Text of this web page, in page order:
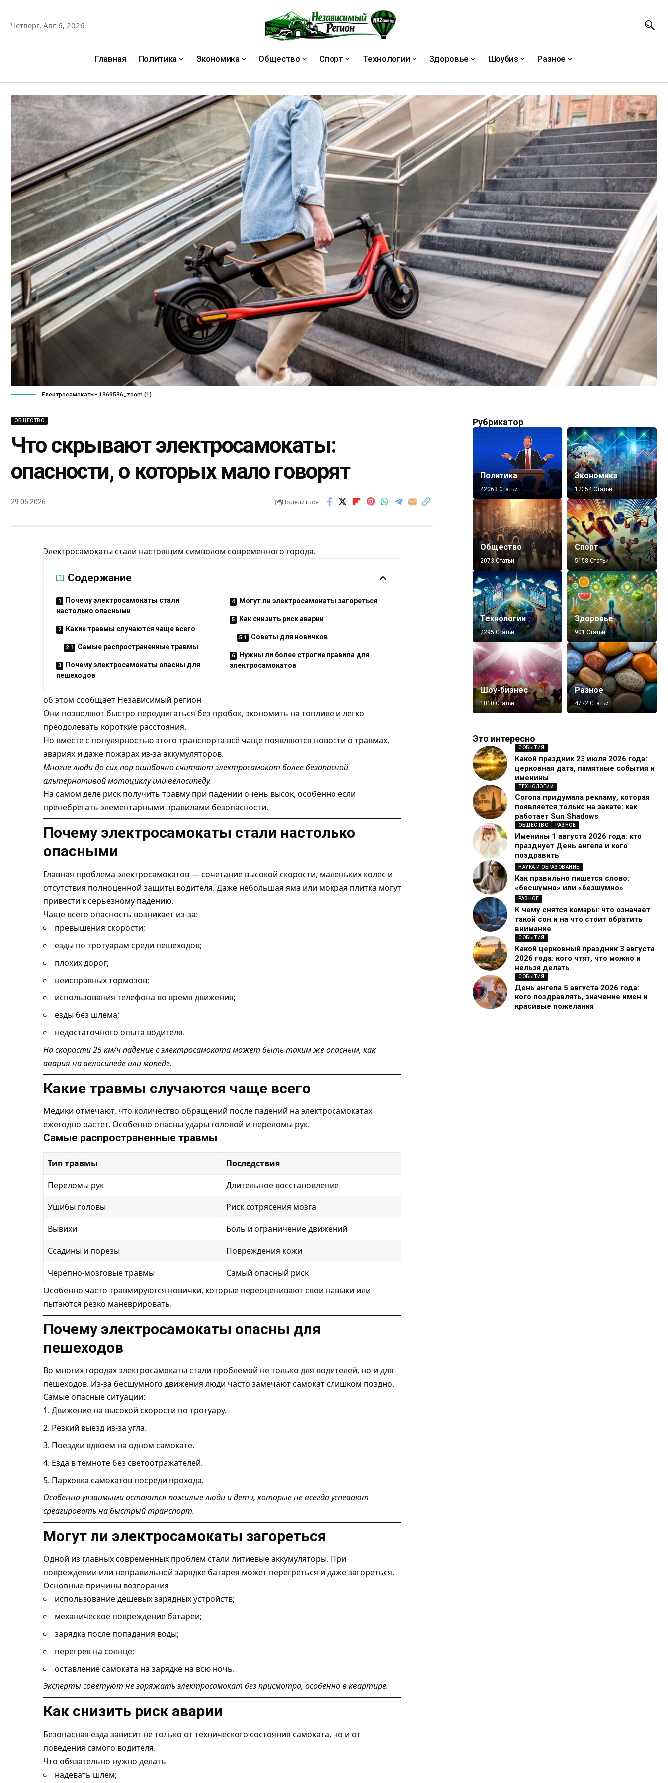
Четверг, Авг 6, 2026
Главная Политика Экономика Общество Спорт Технологии Здоровье Шоубиз Разное
Електросамокаты- 1369536_zoom (1)
ОБЩЕСТВО
Что скрывают электросамокаты:
опасности, о которых мало говорят
29.05.2026 Поделиться
Электросамокаты стали настоящим символом современного города.
Содержание
Почему электросамокаты стали
настолько опасными
Какие травмы случаются чаще всего
Самые распространенные травмы
Почему электросамокаты опасны для
пешеходов
Могут ли электросамокаты загореться
Как снизить риск аварии
Советы для новичков
Нужны ли более строгие правила для
электросамокатов
об этом сообщает Независимый регион
Они позволяют быстро передвигаться без пробок, экономить на топливе и легко
преодолевать короткие расстояния.
Но вместе с популярностью этого транспорта всё чаще появляются новости о травмах,
авариях и даже пожарах из-за аккумуляторов.
Многие люди до сих пор ошибочно считают электросамокат более безопасной
альтернативой мотоциклу или велосипеду.
На самом деле риск получить травму при падении очень высок, особенно если
пренебрегать элементарными правилами безопасности.
Почему электросамокаты стали настолько
опасными
Главная проблема электросамокатов — сочетание высокой скорости, маленьких колес и
отсутствия полноценной защиты водителя. Даже небольшая яма или мокрая плитка могут
привести к серьезному падению.
Чаще всего опасность возникает из-за:
превышения скорости;
езды по тротуарам среди пешеходов;
плохих дорог;
неисправных тормозов;
использования телефона во время движения;
езды без шлема;
недостаточного опыта водителя.
На скорости 25 км/ч падение с электросамоката может быть таким же опасным, как
авария на велосипеде или мопеде.
Какие травмы случаются чаще всего
Медики отмечают, что количество обращений после падений на электросамокатах
ежегодно растет. Особенно опасны удары головой и переломы рук.
Самые распространенные травмы
Тип травмы
Последствия
Переломы рук
Длительное восстановление
Ушибы головы
Риск сотрясения мозга
Вывихи
Боль и ограничение движений
Ссадины и порезы
Повреждения кожи
Черепно-мозговые травмы
Самый опасный риск
Особенно часто травмируются новички, которые переоценивают свои навыки или
пытаются резко маневрировать.
Почему электросамокаты опасны для
пешеходов
Во многих городах электросамокаты стали проблемой не только для водителей, но и для
пешеходов. Из-за бесшумного движения люди часто замечают самокат слишком поздно.
Самые опасные ситуации:
Движение на высокой скорости по тротуару.
Резкий выезд из-за угла.
Поездки вдвоем на одном самокате.
Езда в темноте без светоотражателей.
Парковка самокатов посреди прохода.
Особенно уязвимыми остаются пожилые люди и дети, которые не всегда успевают
среагировать на быстрый транспорт.
Могут ли электросамокаты загореться
Одной из главных современных проблем стали литиевые аккумуляторы. При
повреждении или неправильной зарядке батарея может перегреться и даже загореться.
Основные причины возгорания
использование дешевых зарядных устройств;
механическое повреждение батареи;
зарядка после попадания воды;
перегрев на солнце;
оставление самоката на зарядке на всю ночь.
Эксперты советуют не заряжать электросамокат без присмотра, особенно в квартире.
Как снизить риск аварии
Безопасная езда зависит не только от технического состояния самоката, но и от
поведения самого водителя.
Что обязательно нужно делать
надевать шлем;
Рубрикатор
Политика
42063 Статьи
Экономика
12354 Статьи
Общество
2073 Статьи
Спорт
5158 Статьи
Технологии
2295 Статьи
Здоровье
901 Статьи
Шоу-бизнес
1010 Статьи
Разное
4772 Статьи
Это интересно
СОБЫТИЯ
Какой праздник 23 июля 2026 года:
церковная дата, памятные события и
именины
ТЕХНОЛОГИИ
Corona придумала рекламу, которая
появляется только на закате: как
работает Sun Shadows
ОБЩЕСТВО РАЗНОЕ
Именины 1 августа 2026 года: кто
празднует День ангела и кого
поздравить
НАУКА И ОБРАЗОВАНИЕ
Как правильно пишется слово:
«бесшумно» или «безшумно»
РАЗНОЕ
К чему снятся комары: что означает
такой сон и на что стоит обратить
внимание
СОБЫТИЯ
Какой церковный праздник 3 августа
2026 года: кого чтят, что можно и
нельзя делать
СОБЫТИЯ
День ангела 5 августа 2026 года:
кого поздравлять, значение имен и
красивые пожелания